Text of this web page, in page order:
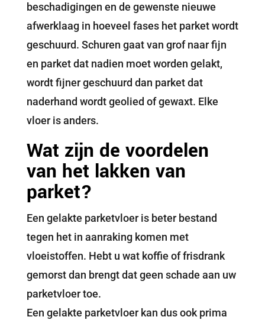
beschadigingen en de gewenste nieuwe
afwerklaag in hoeveel fases het parket wordt
geschuurd. Schuren gaat van grof naar fijn
en parket dat nadien moet worden gelakt,
wordt fijner geschuurd dan parket dat
naderhand wordt geolied of gewaxt. Elke
vloer is anders.
Wat zijn de voordelen
van het lakken van
parket?
Een gelakte parketvloer is beter bestand
tegen het in aanraking komen met
vloeistoffen. Hebt u wat koffie of frisdrank
gemorst dan brengt dat geen schade aan uw
parketvloer toe.
Een gelakte parketvloer kan dus ook prima